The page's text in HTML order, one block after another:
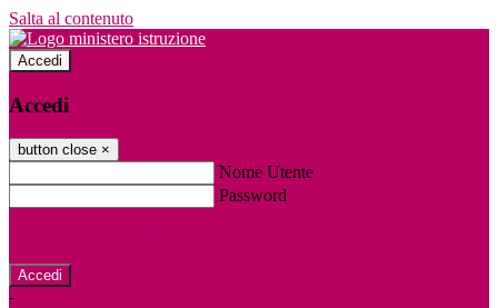
Salta al contenuto
Accedi
Accedi
button close ×
Nome Utente
Password
-